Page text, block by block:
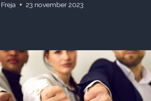
Freja 23 november 2023